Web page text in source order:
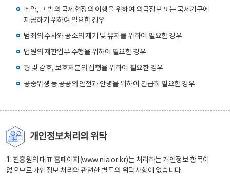
조약, 그 밖의 국제협정의 이행을 위하여 외국정보 또는 국제기구에
제공하기 위하여 필요한 경우
범죄의 수사와 공소의 제기 및 유지를 위하여 필요한 경우
법원의 재판업무 수행을 위하여 필요한 경우
형 및 감호, 보호처분의 집행을 위하여 필요한 경우
공중위생 등 공공의 안전과 안녕을 위하여 긴급히 필요한 경우
개인정보처리의 위탁
1. 진흥원의 대표 홈페이지(www.nia.or.kr)는 처리하는 개인정보 항목이
없으므로 개인정보 처리와 관련한 별도의 위탁사항이 없습니다.